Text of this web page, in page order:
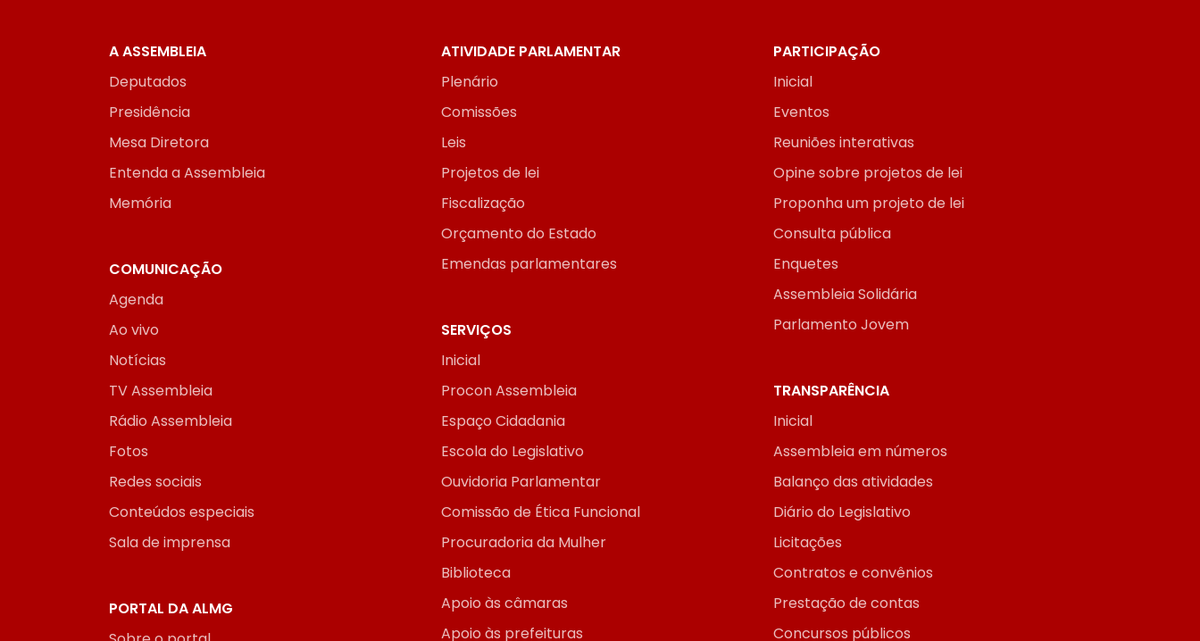
A ASSEMBLEIA
Deputados
Presidência
Mesa Diretora
Entenda a Assembleia
Memória
ATIVIDADE PARLAMENTAR
Plenário
Comissões
Leis
Projetos de lei
Fiscalização
Orçamento do Estado
Emendas parlamentares
PARTICIPAÇÃO
Inicial
Eventos
Reuniões interativas
Opine sobre projetos de lei
Proponha um projeto de lei
Consulta pública
Enquetes
Assembleia Solidária
Parlamento Jovem
COMUNICAÇÃO
Agenda
Ao vivo
Notícias
TV Assembleia
Rádio Assembleia
Fotos
Redes sociais
Conteúdos especiais
Sala de imprensa
SERVIÇOS
Inicial
Procon Assembleia
Espaço Cidadania
Escola do Legislativo
Ouvidoria Parlamentar
Comissão de Ética Funcional
Procuradoria da Mulher
Biblioteca
Apoio às câmaras
Apoio às prefeituras
TRANSPARÊNCIA
Inicial
Assembleia em números
Balanço das atividades
Diário do Legislativo
Licitações
Contratos e convênios
Prestação de contas
Concursos públicos
PORTAL DA ALMG